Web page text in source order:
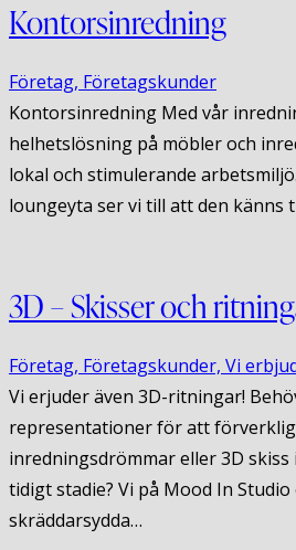
Kontorsinredning
Företag, Företagskunder
Kontorsinredning Med vår
helhetslösning på möbler och
lokal och stimulerande
loungeyta ser vi till att den känns
3D – Skisser och
Företag, Företagskunder, Vi
Vi erjuder även 3D-ritningar!
representationer för att
inredningsdrömmar eller 3D
tidigt stadie? Vi på Mood In
skräddarsydda…